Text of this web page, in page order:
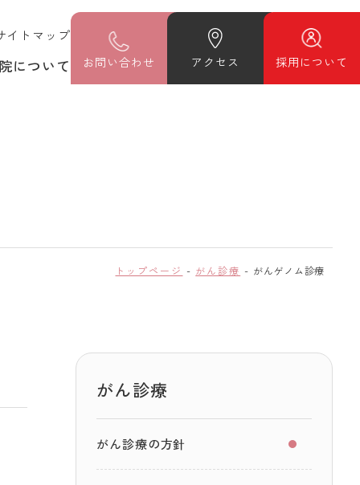
イトマップ
について お問い合わせ アクセス 採用について
トップページ がん診療 がんゲノム診療
がん診療
がん診療の方針